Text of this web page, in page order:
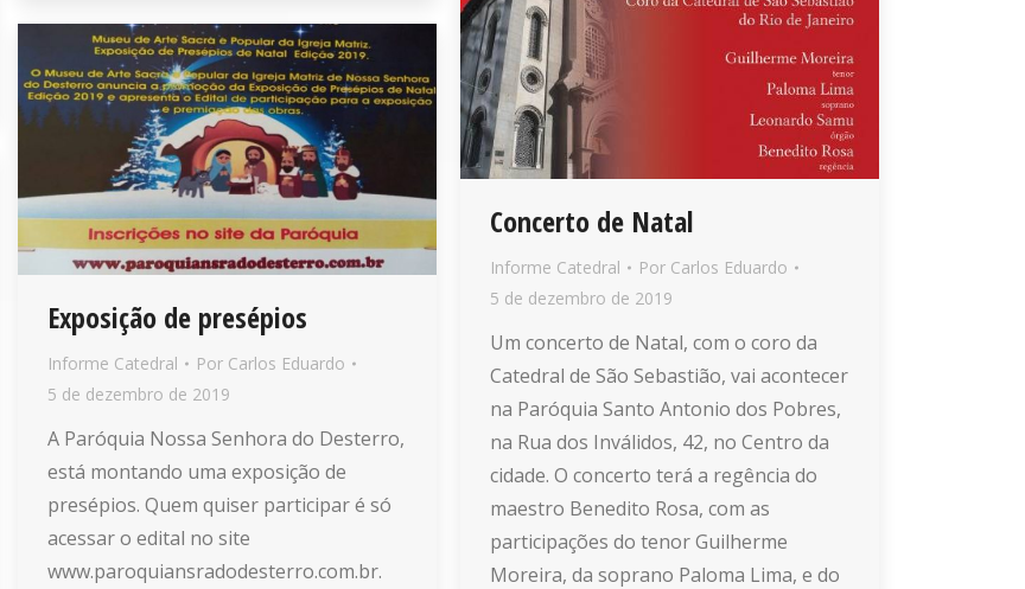
Concerto de Natal
Informe Catedral Por Carlos Eduardo
5 de dezembro de 2019
Um concerto de Natal, com o coro da
Catedral de São Sebastião, vai acontecer
na Paróquia Santo Antonio dos Pobres,
na Rua dos Inválidos, 42, no Centro da
cidade. O concerto terá a regência do
maestro Benedito Rosa, com as
participações do tenor Guilherme
Moreira, da soprano Paloma Lima, e do
Exposição de presépios
Informe Catedral Por Carlos Eduardo
5 de dezembro de 2019
A Paróquia Nossa Senhora do Desterro,
está montando uma exposição de
presépios. Quem quiser participar é só
acessar o edital no site
www.paroquiansradodesterro.com.br.